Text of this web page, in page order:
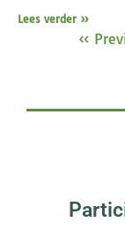
Lees verder »
«